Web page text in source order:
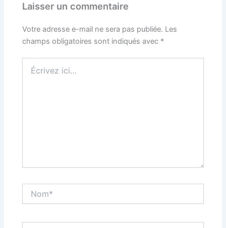
Laisser un commentaire
Votre adresse e-mail ne sera pas publiée. Les
champs obligatoires sont indiqués avec *
ici…